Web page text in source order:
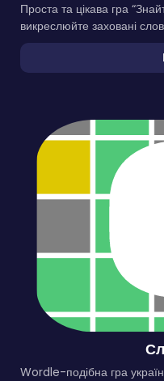
Проста та цікава гра
викреслюйте заховані
Wordle-подібна гра